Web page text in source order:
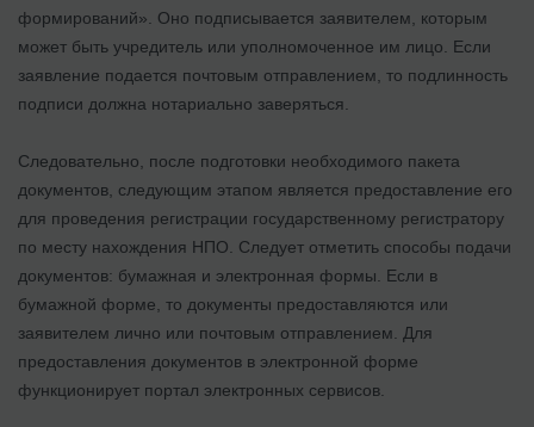
формирований». Оно подписывается заявителем, которым
может быть учредитель или уполномоченное им лицо. Если
заявление подается почтовым отправлением, то подлинность
подписи должна нотариально заверяться.
Следовательно, после подготовки необходимого пакета
документов, следующим этапом является предоставление его
для проведения регистрации государственному регистратору
по месту нахождения НПО. Следует отметить способы подачи
документов: бумажная и электронная формы. Если в
бумажной форме, то документы предоставляются или
заявителем лично или почтовым отправлением. Для
предоставления документов в электронной форме
функционирует портал электронных сервисов.